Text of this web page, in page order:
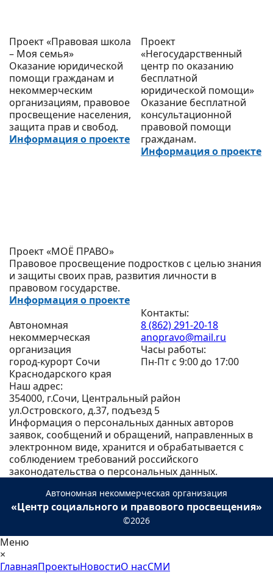
Проект «Правовая школа
– Моя семья»
Оказание юридической
помощи гражданам и
некоммерческим
организациям, правовое
просвещение населения,
защита прав и свобод.
Информация о проекте
Проект
«Негосударственный
центр по оказанию
бесплатной
юридической помощи»
Оказание бесплатной
консультационной
правовой помощи
гражданам.
Информация о проекте
Проект «МОЁ ПРАВО»
Правовое просвещение подростков с целью знания
и защиты своих прав, развития личности в
правовом государстве.
Информация о проекте
Автономная
некоммерческая
организация
город-курорт Сочи
Краснодарского края
Контакты:
8 (862) 291-20-18
anopravo@mail.ru
Часы работы:
Пн-Пт с 9:00 до 17:00
Наш адрес:
354000, г.Сочи, Центральный район
ул.Островского, д.37, подъезд 5
Информация о персональных данных авторов
заявок, сообщений и обращений, направленных в
электронном виде, хранится и обрабатывается с
соблюдением требований российского
законодательства о персональных данных.
Автономная некоммерческая организация
«Центр социального и правового просвещения»
©2026
Меню
×
ГлавнаяПроектыНовостиО насСМИ